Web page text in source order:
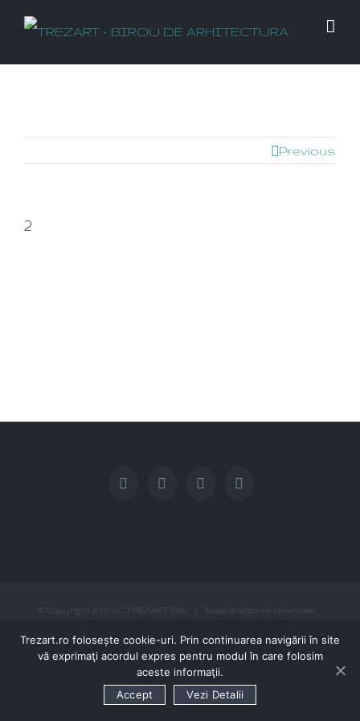
Previous
2
© Copyright 2016 SC TREZART SRL | Toate drepturile rezervate
0740-046.140 / 0758-067.111 TRIMITE EMAIL
Trezart.ro folosește cookie-uri. Prin continuarea navigării în site
vă exprimaţi acordul expres pentru modul în care folosim
aceste informaţii.
Accept
Vezi Detalii